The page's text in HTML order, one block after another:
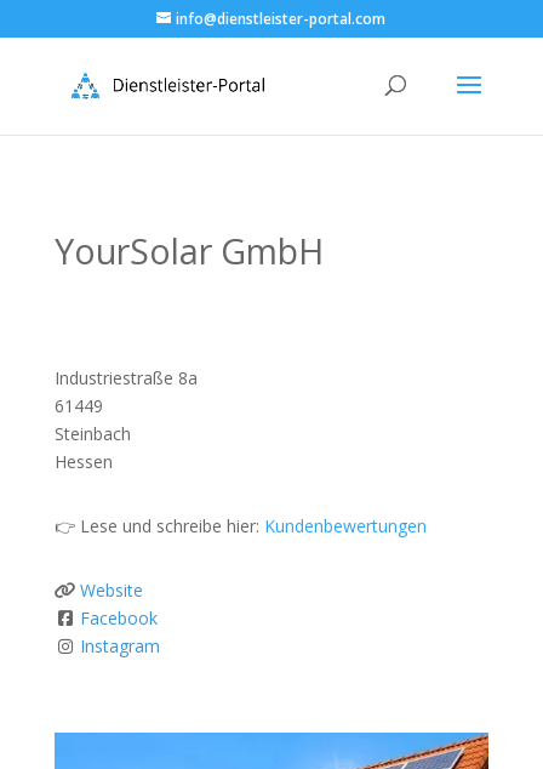
info@dienstleister-portal.com
YourSolar GmbH
Industriestraße 8a
61449
Steinbach
Hessen
👉 Lese und schreibe hier: Kundenbewertungen
Website
Facebook
Instagram